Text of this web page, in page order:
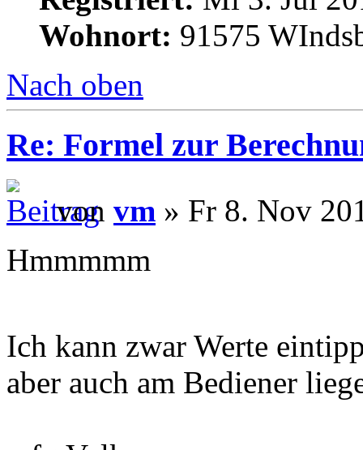
Wohnort: 91575
Nach oben
Re: Formel zur
von vm » Fr 8. Nov
Hmmmmm
Ich kann zwar Werte
aber auch am Bediener